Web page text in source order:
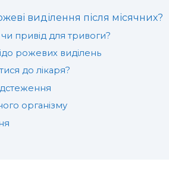
виділення після місячних?
привід для тривоги?
рожевих виділень
до лікаря?
організму